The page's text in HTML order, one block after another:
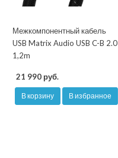
Межкомпонентный кабель
USB Matrix Audio USB C-B 2.0
1,2m
21 990 руб.
В корзину В избранное